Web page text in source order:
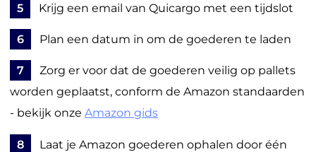
5 Krijg een email van Quicargo met een tijdslot
6 Plan een datum in om de goederen te laden
7
Zorg er voor dat de goederen veilig op pallets
worden geplaatst, conform de Amazon standaarden
- bekijk onze Amazon gids
8
Laat je Amazon goederen ophalen door één